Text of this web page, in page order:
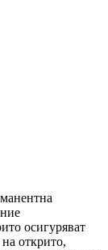
осигуряват
открито,